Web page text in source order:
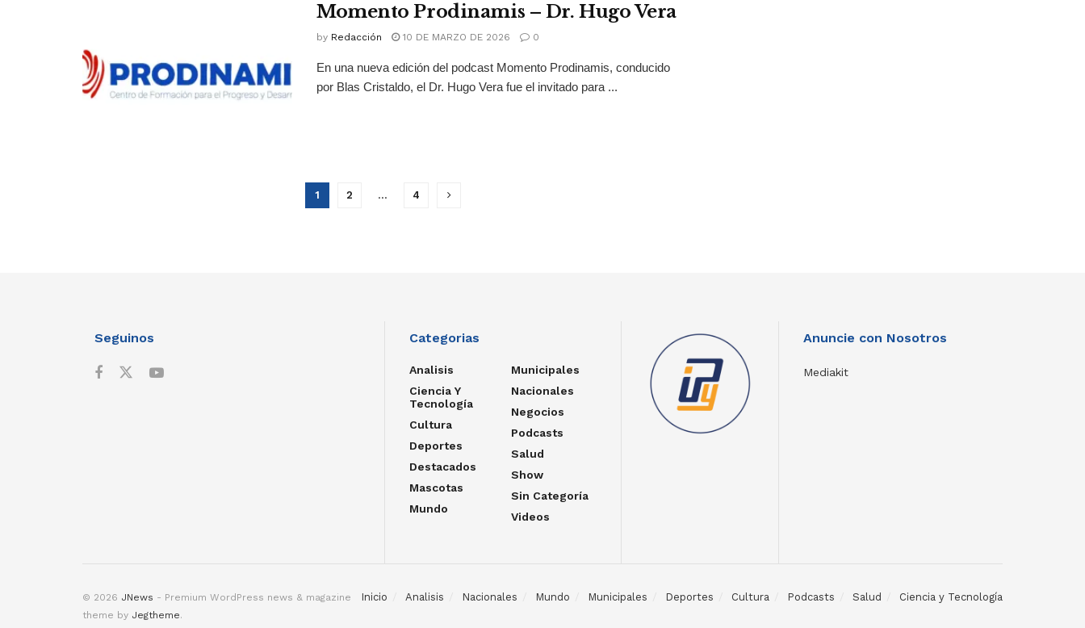
Momento Prodinamis – Dr. Hugo Vera
by Redacción 10 DE MARZO DE 2026 0
En una nueva edición del podcast Momento Prodinamis, conducido
por Blas Cristaldo, el Dr. Hugo Vera fue el invitado para ...
1 2 … 4
Seguinos Categorias
Analisis
Ciencia Y
Tecnología
Cultura
Deportes
Destacados
Mascotas
Mundo
Municipales
Nacionales
Negocios
Podcasts
Salud
Show
Sin Categoría
Videos
Anuncie con Nosotros
Mediakit
Inicio Analisis Nacionales Mundo Municipales Deportes Cultura Podcasts Salud Ciencia y Tecnología
© 2026 JNews - Premium WordPress news & magazine
theme by Jegtheme.